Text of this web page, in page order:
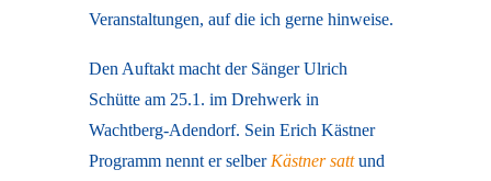
Veranstaltungen, auf die ich gerne hinweise.
Den Auftakt macht der Sänger Ulrich
Schütte am 25.1. im Drehwerk in
Wachtberg-Adendorf. Sein Erich Kästner
Programm nennt er selber Kästner satt und